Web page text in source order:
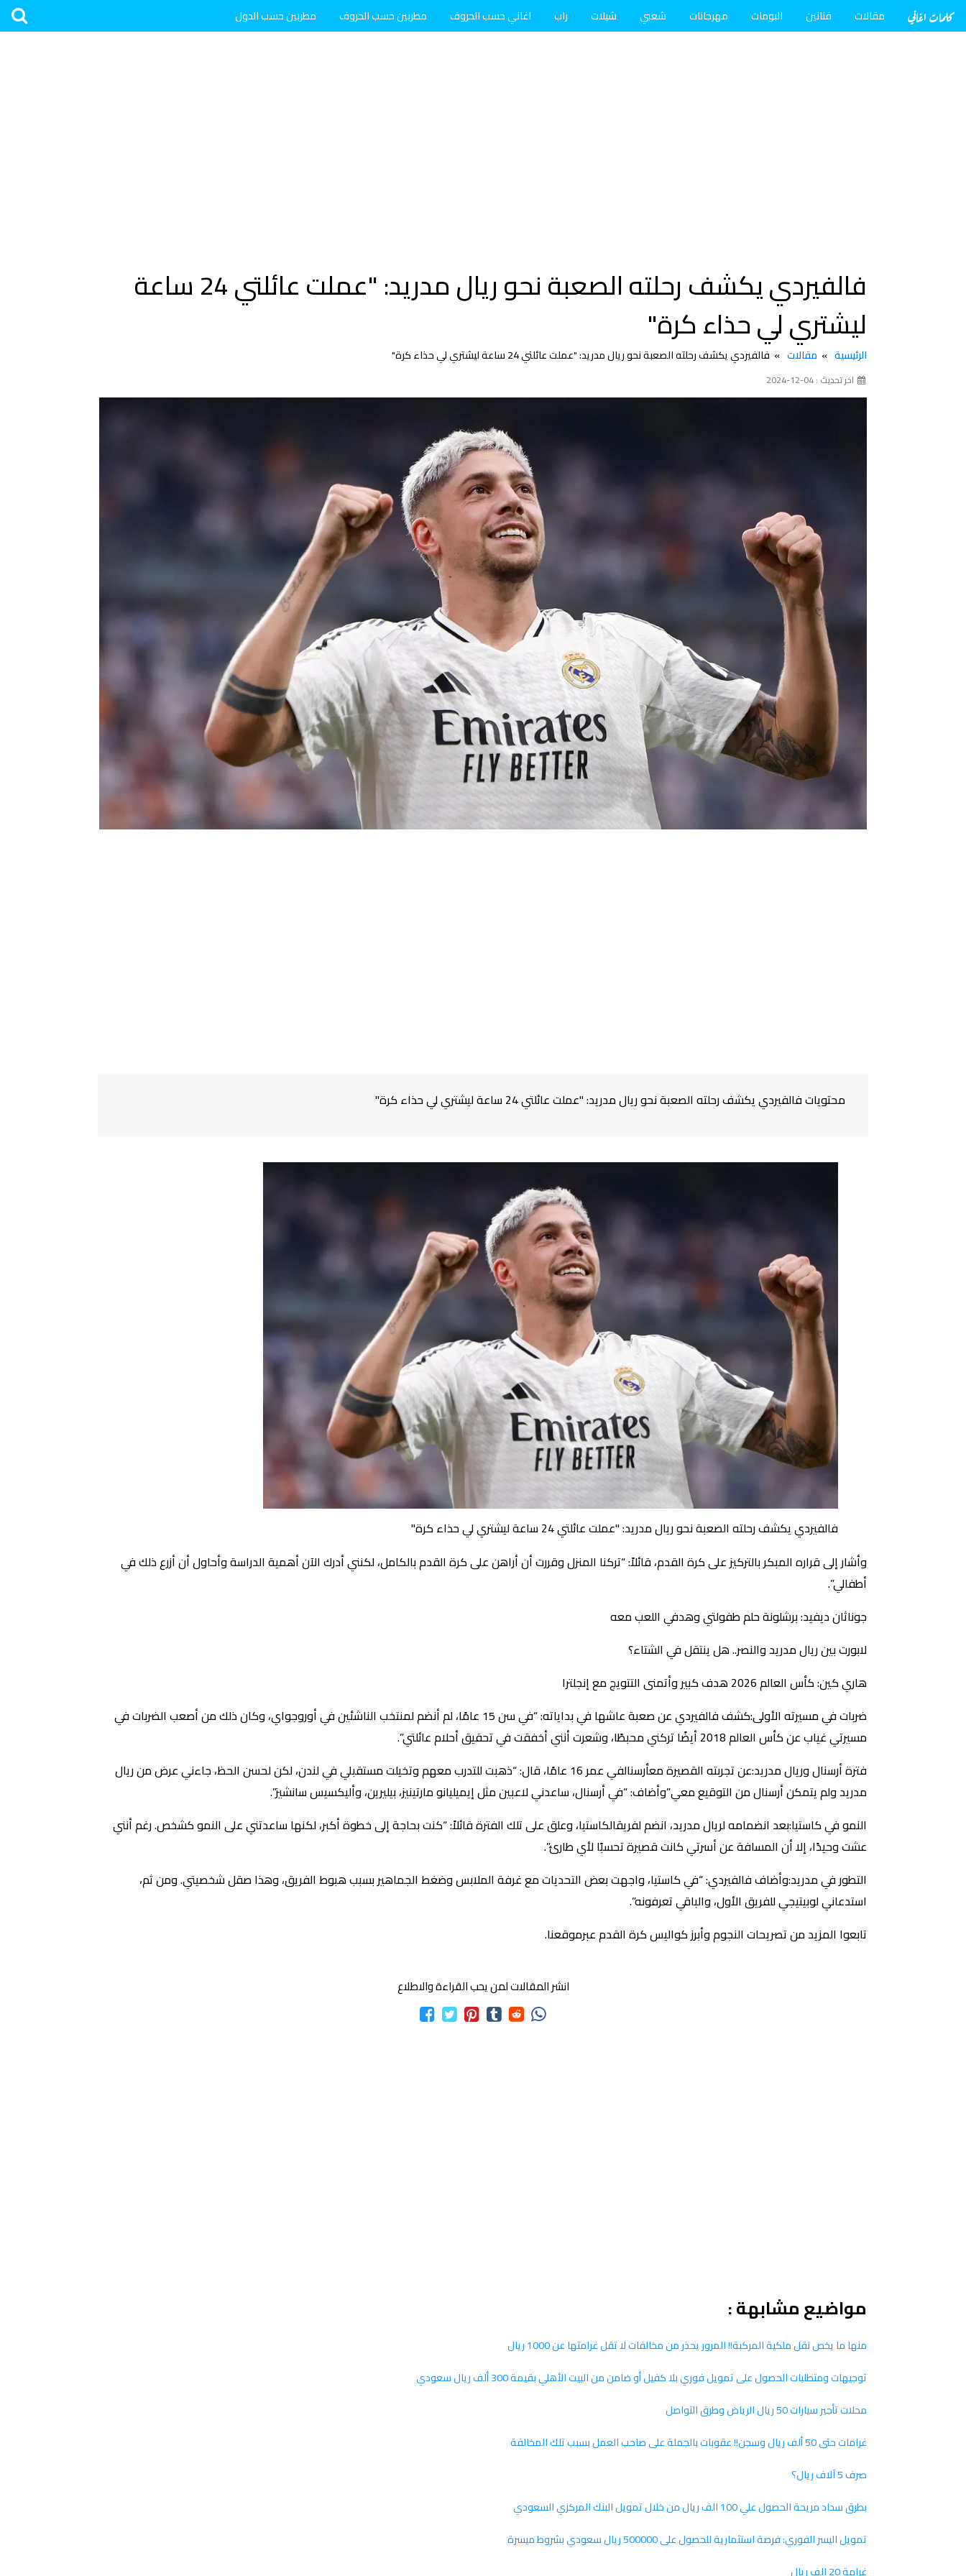
كلمات اغاني مقالات فنانين البومات مهرجانات شعبي شيلات راب اغاني حسب الحروف مطربين حسب الحروف مطربين حسب الدول
فالفيردي يكشف رحلته الصعبة نحو ريال مدريد: "عملت عائلتي 24 ساعة
ليشتري لي حذاء كرة"
الرئيسية مقالات فالفيردي يكشف رحلته الصعبة نحو ريال مدريد: "عملت عائلتي 24 ساعة ليشتري لي حذاء كرة"
اخر تحديث : 04-12-2024
محتويات فالفيردي يكشف رحلته الصعبة نحو ريال مدريد: "عملت عائلتي 24 ساعة ليشتري لي حذاء كرة"
فالفيردي يكشف رحلته الصعبة نحو ريال مدريد: "عملت عائلتي 24 ساعة ليشتري لي حذاء كرة"
وأشار إلى قراره المبكر بالتركيز على كرة القدم، قائلاً: “تركنا المنزل وقررت أن أراهن على كرة القدم بالكامل، لكنني أدرك الآن أهمية الدراسة وأحاول أن أزرع ذلك في
أطفالي”.
جوناثان ديفيد: برشلونة حلم طفولتي وهدفي اللعب معه
لابورت بين ريال مدريد والنصر.. هل ينتقل في الشتاء؟
هاري كين: كأس العالم 2026 هدف كبير وأتمنى التتويج مع إنجلترا
ضربات في مسيرته الأولى:كشف فالفيردي عن صعبة عاشها في بداياته: “في سن 15 عامًا، لم أنضم لمنتخب الناشئين في أوروجواي، وكان ذلك من أصعب الضربات في
مسيرتي غياب عن كأس العالم 2018 أيضًا تركني محبطًا، وشعرت أنني أخفقت في تحقيق أحلام عائلتي”.
فترة أرسنال وريال مدريد:عن تجربته القصيرة معأرسنالفي عمر 16 عامًا، قال: “ذهبت للتدرب معهم وتخيلت مستقبلي في لندن، لكن لحسن الحظ، جاءني عرض من ريال
مدريد ولم يتمكن أرسنال من التوقيع معي”وأضاف: “في أرسنال، ساعدني لاعبين مثل إيميليانو مارتينيز، بيليرين، وأليكسيس سانشيز”.
النمو في كاستيا:بعد انضمامه لريال مدريد، انضم لفريقالكاستيا، وعلق على تلك الفترة قائلاً: “كنت بحاجة إلى خطوة أكبر، لكنها ساعدتني على النمو كشخص. رغم أنني
عشت وحيدًا، إلا أن المسافة عن أسرتي كانت قصيرة تحسبًا لأي طارئ”.
التطور في مدريد:وأضاف فالفيردي: “في كاستيا، واجهت بعض التحديات مع غرفة الملابس وضغط الجماهير بسبب هبوط الفريق، وهذا صقل شخصيتي. ومن ثم،
استدعاني لوبيتيجي للفريق الأول، والباقي تعرفونه”.
تابعوا المزيد من تصريحات النجوم وأبرز كواليس كرة القدم عبرموقعنا.
انشر المقالات لمن يحب القراءة والاطلاع
مواضيع مشابهة :
منها ما يخص نقل ملكية المركبة!! المرور يحذر من مخالفات لا تقل غرامتها عن 1000 ريال
توجيهات ومتطلبات الحصول على تمويل فوري بلا كفيل أو ضامن من البيت الأهلي بقيمة 300 ألف ريال سعودي
محلات تأجير سيارات 50 ريال الرياض وطرق التواصل
غرامات حتى 50 ألف ريال وسجن!! عقوبات بالجملة على صاحب العمل بسبب تلك المخالفة
صرف 5 آلاف ريال؟
بطرق سداد مريحة الحصول علي 100 الف ريال من خلال تمويل البنك المركزي السعودي
تمويل اليسر الفوري: فرصة استثمارية للحصول على 500000 ريال سعودي بشروط ميسرة
غرامة 20 الف ريال